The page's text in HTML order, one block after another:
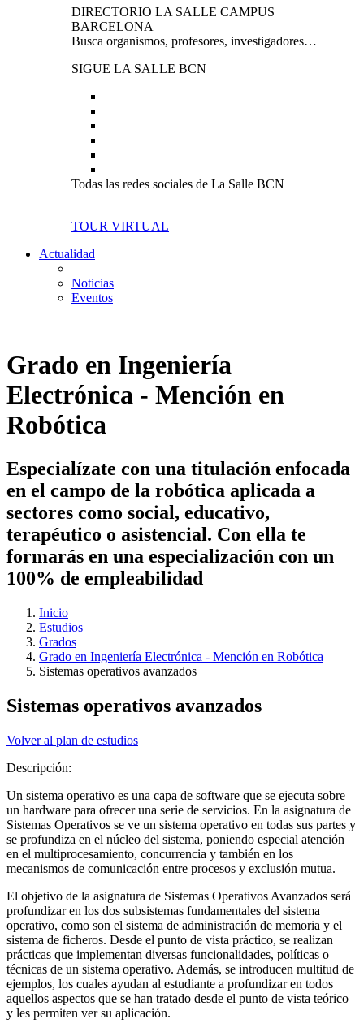
DIRECTORIO LA SALLE CAMPUS
BARCELONA
Busca organismos, profesores, investigadores…
SIGUE LA SALLE BCN
Todas las redes sociales de La Salle BCN
TOUR VIRTUAL
Actualidad
Noticias
Eventos
Grado en Ingeniería
Electrónica - Mención en
Robótica
Especialízate con una titulación enfocada
en el campo de la robótica aplicada a
sectores como social, educativo,
terapéutico o asistencial. Con ella te
formarás en una especialización con un
100% de empleabilidad
Inicio
Estudios
Grados
Grado en Ingeniería Electrónica - Mención en Robótica
Sistemas operativos avanzados
Sistemas operativos avanzados
Volver al plan de estudios
Descripción:
Un sistema operativo es una capa de software que se ejecuta sobre
un hardware para ofrecer una serie de servicios. En la asignatura de
Sistemas Operativos se ve un sistema operativo en todas sus partes y
se profundiza en el núcleo del sistema, poniendo especial atención
en el multiprocesamiento, concurrencia y también en los
mecanismos de comunicación entre procesos y exclusión mutua.
El objetivo de la asignatura de Sistemas Operativos Avanzados será
profundizar en los dos subsistemas fundamentales del sistema
operativo, como son el sistema de administración de memoria y el
sistema de ficheros. Desde el punto de vista práctico, se realizan
prácticas que implementan diversas funcionalidades, políticas o
técnicas de un sistema operativo. Además, se introducen multitud de
ejemplos, los cuales ayudan al estudiante a profundizar en todos
aquellos aspectos que se han tratado desde el punto de vista teórico
y les permiten ver su aplicación.